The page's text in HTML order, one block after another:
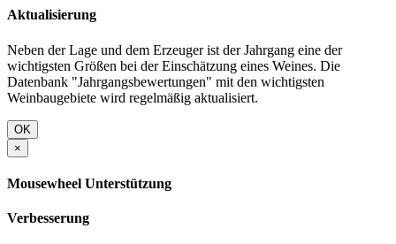
Aktualisierung
Neben der Lage und dem Erzeuger ist der Jahrgang eine der
wichtigsten Größen bei der Einschätzung eines Weines. Die
Datenbank "Jahrgangsbewertungen" mit den wichtigsten
Weinbaugebiete wird regelmäßig aktualisiert.
OK
×
Mousewheel Unterstützung
Verbesserung